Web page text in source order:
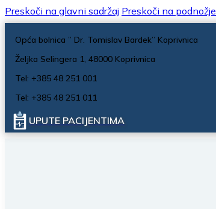
Preskoči na glavni sadržaj Preskoči na podnožje
Opća bolnica ” Dr. Tomislav Bardek” Koprivnica
Željka Selingera 1, 48000 Koprivnica
Tel: +385 48 251 001
Tel: +385 48 251 011
UPUTE PACIJENTIMA